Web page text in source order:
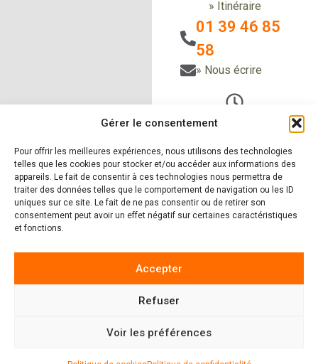
Gérer le consentement
Pour offrir les meilleures expériences, nous utilisons des technologies
telles que les cookies pour stocker et/ou accéder aux informations des
appareils. Le fait de consentir à ces technologies nous permettra de
traiter des données telles que le comportement de navigation ou les ID
uniques sur ce site. Le fait de ne pas consentir ou de retirer son
consentement peut avoir un effet négatif sur certaines caractéristiques
et fonctions.
Accepter
Refuser
Voir les préférences
» Itinéraire
01 39 46 85
58
» Nous écrire
Du Lundi au vendredi
et de 14h à 18h
Le samedi sur RDV
réalisations
» Zones
d'intervention
Actualités
|POLITIQUE DE CONFIDENTIALITÉ